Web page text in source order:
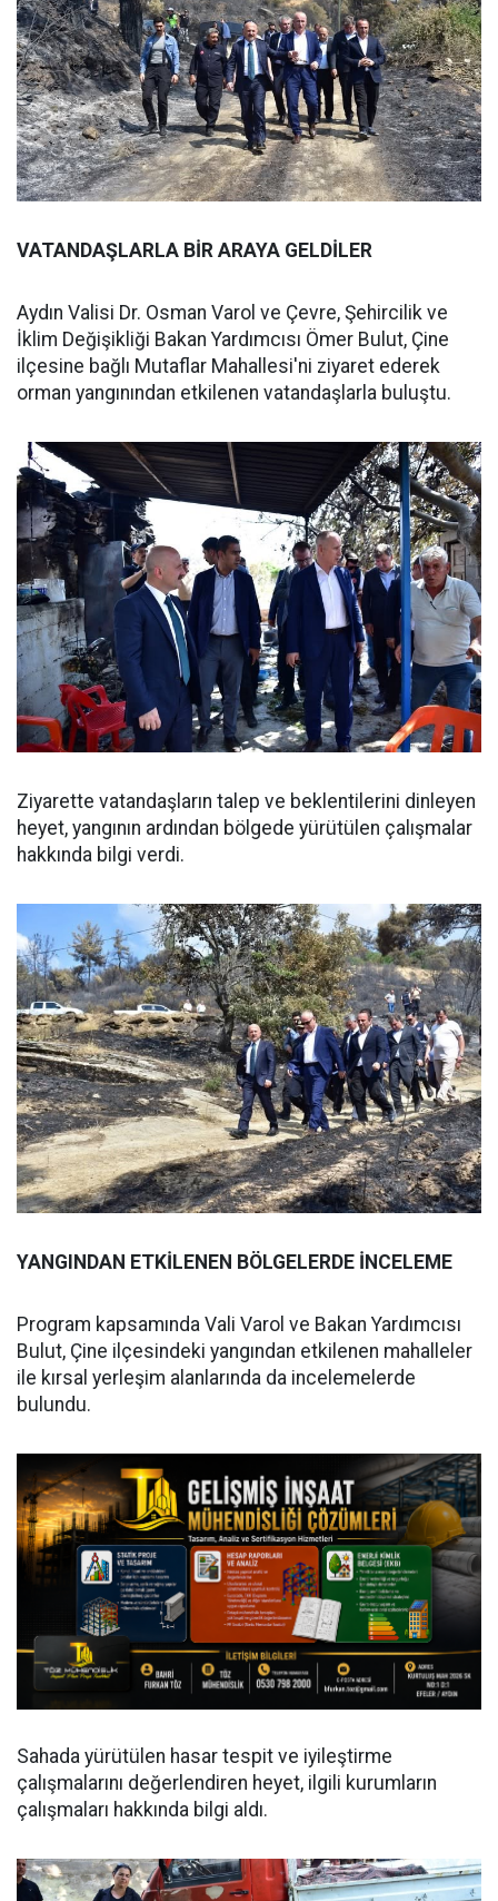
VATANDAŞLARLA BİR ARAYA GELDİLER
Aydın Valisi Dr. Osman Varol ve Çevre, Şehircilik ve
İklim Değişikliği Bakan Yardımcısı Ömer Bulut, Çine
ilçesine bağlı Mutaflar Mahallesi'ni ziyaret ederek
orman yangınından etkilenen vatandaşlarla buluştu.
Ziyarette vatandaşların talep ve beklentilerini dinleyen
heyet, yangının ardından bölgede yürütülen çalışmalar
hakkında bilgi verdi.
YANGINDAN ETKİLENEN BÖLGELERDE İNCELEME
Program kapsamında Vali Varol ve Bakan Yardımcısı
Bulut, Çine ilçesindeki yangından etkilenen mahalleler
ile kırsal yerleşim alanlarında da incelemelerde
bulundu.
Sahada yürütülen hasar tespit ve iyileştirme
çalışmalarını değerlendiren heyet, ilgili kurumların
çalışmaları hakkında bilgi aldı.